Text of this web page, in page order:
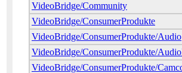
VideoBridge/Community
VideoBridge/ConsumerProdukte
VideoBridge/ConsumerProdukte/Audio
VideoBridge/ConsumerProdukte/
VideoBridge/ConsumerProdukte/